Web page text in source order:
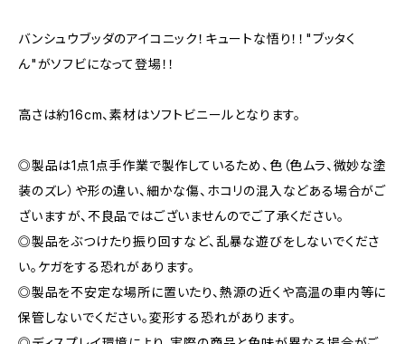
バンシュウブッダのアイコニック！キュートな悟り！！"ブッタく
ん"がソフビになって登場！！
高さは約16cm、素材はソフトビニールとなります。
◎製品は1点1点手作業で製作しているため、色（色ムラ、微妙な塗
装のズレ）や形の違い、細かな傷、ホコリの混入などある場合がご
ざいますが、不良品ではございませんのでご了承ください。
◎製品をぶつけたり振り回すなど、乱暴な遊びをしないでくださ
い。ケガをする恐れがあります。
◎製品を不安定な場所に置いたり、熱源の近くや高温の車内等に
保管しないでください。変形する恐れがあります。